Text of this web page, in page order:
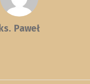
ks. Paweł